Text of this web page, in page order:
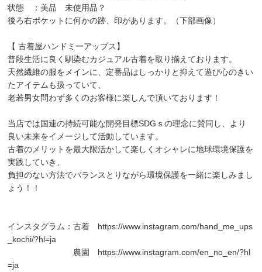
状態 ：美品 未使用品？
後ろ右ポケットに何かの跡、印があります。（下部画像）
【 古着屋ハンドミーアップス】
普段生活に良く馴染むカジュアル古着を取り揃えております。
天然繊維の服をメインに、定番品はしっかりと抑えて遊び心のきい
たアイテムも扱っていて、
老若男女問わず多くのお客様に楽しんで頂いております！
当店では国連の持続可能な開発目標SDGｓの理念に賛同し、より
良い未来をイメージして活動しています。
古着のメリットを最大限活かして楽しくオシャレに地球環境保護を
実践していき、
負担のない方法でバランスとりながら環境保護を一緒に楽しみまし
ょう！！
インスタグラム：古着 https://www.instagram.com/hand_me_ups
_kochi/?hl=ja
農園 https://www.instagram.com/en_no_en/?hl
=ja